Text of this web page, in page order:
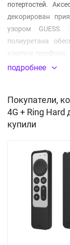
потертостей.
декорирован
узором GUESS.
полиуретана
корпусе
смартфон в
Тонкий и
Наличие
Материал:
подробнее
Покупатели,
4G + Ring Hard
купили